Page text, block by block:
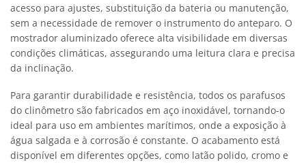
acesso para ajustes, substituição da bateria ou manutenção,
sem a necessidade de remover o instrumento do anteparo. O
mostrador aluminizado oferece alta visibilidade em diversas
condições climáticas, assegurando uma leitura clara e precisa
da inclinação.
Para garantir durabilidade e resistência, todos os parafusos
do clinômetro são fabricados em aço inoxidável, tornando-o
ideal para uso em ambientes marítimos, onde a exposição à
água salgada e à corrosão é constante. O acabamento está
disponível em diferentes opções, como latão polido, cromo e